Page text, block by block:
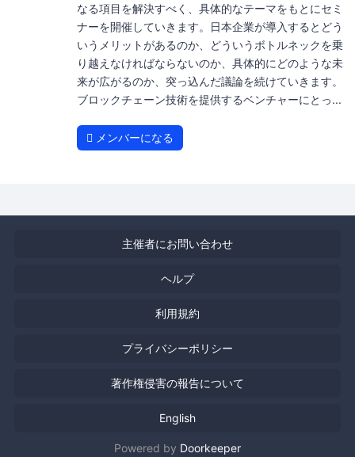
なる項目を解決すべく、具体的なテーマをもとにセミ
ナーを開催していきます。日本企業が導入するとどう
いうメリットがあるのか、どういうボトルネックを乗
り越えなければならないのか、具体的にどのような未
来が広がるのか、突っ込んだ議論を続けていきます。
ブロックチェーン技術を提供するベンチャーにとっ...
メンバーになる
主催者にお問い合わせ
ヘルプ
利用規約
プライバシーポリシー
著作権侵害の報告について
English
Powered by Doorkeeper